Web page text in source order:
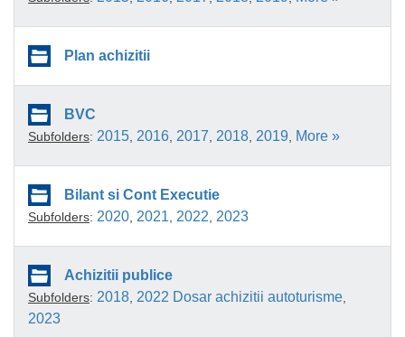
Plan achizitii
BVC
Subfolders: 2015 2016 2017 2018 2019 More »
Bilant si Cont Executie
Subfolders: 2020 2021 2022 2023
Achizitii publice
Subfolders: 2018 2022 Dosar achizitii autoturisme
2023